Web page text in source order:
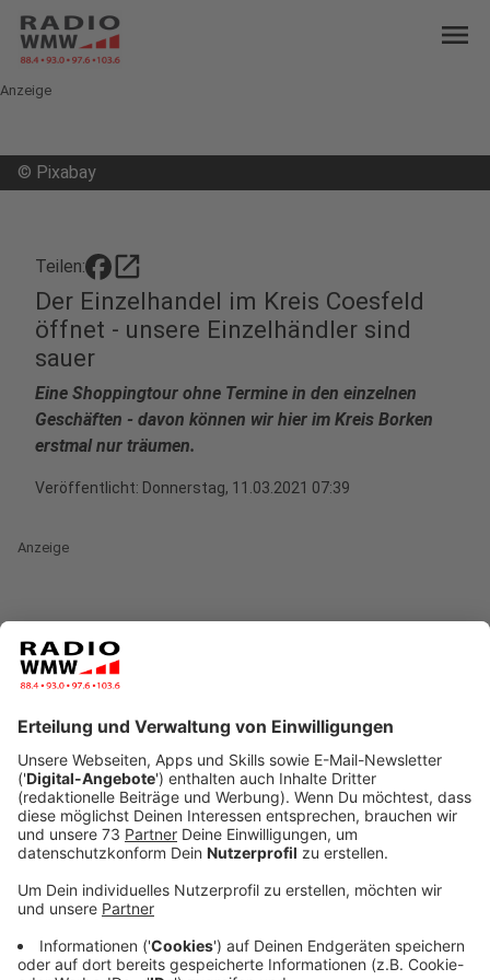
menu
Anzeige
© Pixabay
Teilen: open_in_new
Der Einzelhandel im Kreis Coesfeld
öffnet - unsere Einzelhändler sind
sauer
Eine Shoppingtour ohne Termine in den einzelnen
Geschäften - davon können wir hier im Kreis Borken
erstmal nur träumen.
Veröffentlicht: Donnerstag, 11.03.2021 07:39
Anzeige
Inzidenz im Kreis Borken zu hoch für mehr
Lockerungen
Unser Inzidenzwert ist dafür zu hoch.Wie der aktuell
aussieht, könnt ihr jederzeit hier nachschauen.
Anzeige
In unserem Nachbarkreis Coesfeld dagegen
wird gelockert